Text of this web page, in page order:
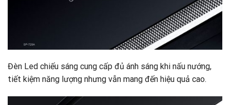
Đèn Led chiếu sáng cung cấp đủ ánh sáng khi nấu nướng,
tiết kiệm năng lượng nhưng vẫn mang đến hiệu quả cao.